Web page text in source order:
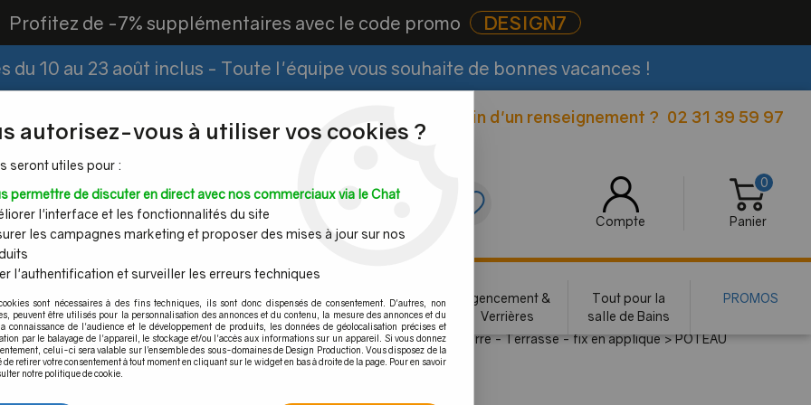
Profitez de -7% supplémentaires avec le code promo DESIGN7
du 10 au 23 août inclus - Toute l'équipe vous souhaite de bonnes vacances !
Besoin d'un renseignement ? 02 31 39 59 97
Espace PRO
Compte
0
Panier
Mains
Tubes et
barres inox
Câble inox &
filet inox
Quincaillerie
pour porte
Agencement &
Verrières
Tout pour la
salle de Bains
PROMOS
corps terrasse - fixation en applique >Poteau prémonté pour barre et verre - Terrasse - fix en applique>POTEAU
à L'ANGLAISE - NOIR ANTHRACITE
autorisez-vous à utiliser vos cookies ?
seront utiles pour :
permettre de discuter en direct avec nos commerciaux via le Chat
l'interface et les fonctionnalités du site
les campagnes marketing et proposer des mises à jour sur nos
l'authentification et surveiller les erreurs techniques
sont nécessaires à des fins techniques, ils sont donc dispensés de consentement. D'autres, non
peuvent être utilisés pour la personnalisation des annonces et du contenu, la mesure des annonces et du
connaissance de l'audience et le développement de produits, les données de géolocalisation précises et
par le balayage de l'appareil, le stockage et/ou l'accès aux informations sur un appareil. Si vous donnez
celui-ci sera valable sur l’ensemble des sous-domaines de Design Production. Vous disposez de la
retirer votre consentement à tout moment en cliquant sur le widget en bas à droite de la page. Pour en savoir
notre politique de cookie.